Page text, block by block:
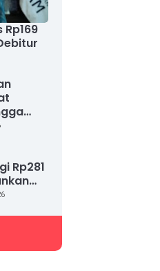
Rp169
Rp281